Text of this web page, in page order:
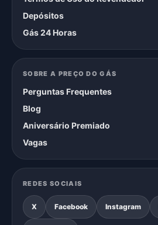
Depósitos
Gás 24 Horas
SOBRE A PREÇO DO GÁS
Perguntas Frequentes
Blog
Aniversário Premiado
Vagas
REDES SOCIAIS
X Facebook Instagram